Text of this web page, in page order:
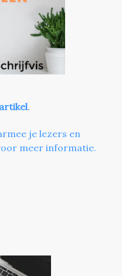
.
je lezers en
meer informatie.